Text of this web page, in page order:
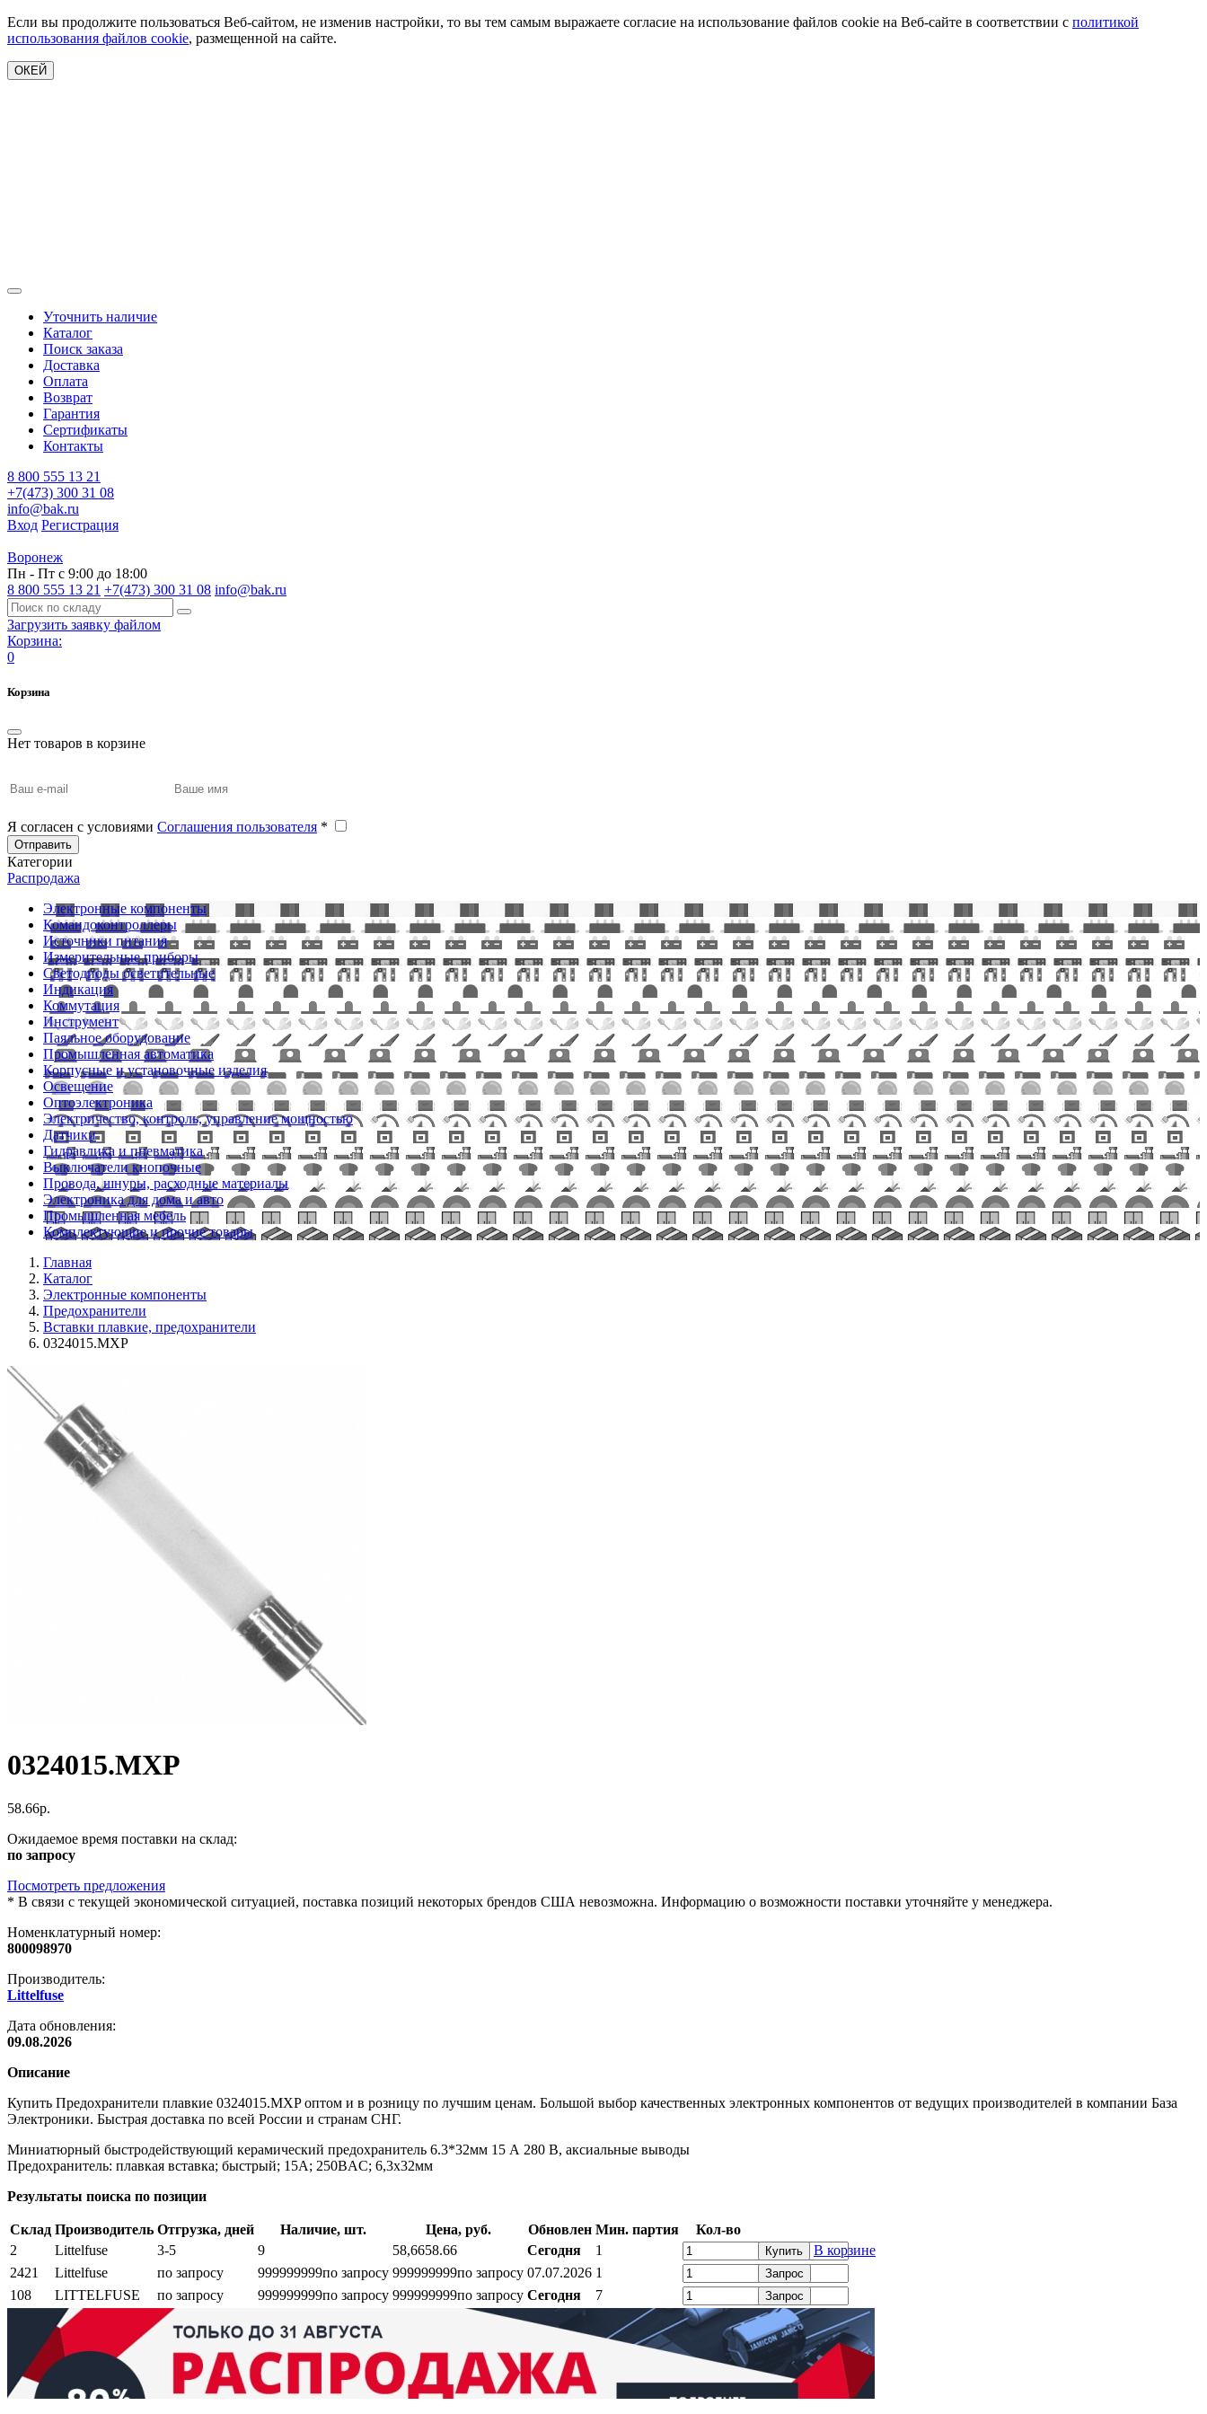
Если вы продолжите пользоваться Веб-сайтом, не изменив настройки, то вы тем самым выражаете согласие на использование файлов cookie на Веб-сайте в соответствии с политикой
использования файлов cookie, размещенной на сайте.
ОКЕЙ
Уточнить наличие
Каталог
Поиск заказа
Доставка
Оплата
Возврат
Гарантия
Сертификаты
Контакты
8 800 555 13 21
+7(473) 300 31 08
info@bak.ru
Вход Регистрация
Воронеж
Пн - Пт с 9:00 до 18:00
8 800 555 13 21 +7(473) 300 31 08 info@bak.ru
Загрузить заявку файлом
Корзина:
0
Корзина
Нет товаров в корзине
Я согласен с условиями Соглашения пользователя *
Отправить
Категории
Распродажа
Электронные компоненты
Командоконтроллеры
Источники питания
Измерительные приборы
Светодиоды осветительные
Индикация
Коммутация
Инструмент
Паяльное оборудование
Промышленная автоматика
Корпусные и установочные изделия
Освещение
Оптоэлектроника
Электричество, контроль, управление мощностью
Датчики
Гидравлика и пневматика
Выключатели кнопочные
Провода, шнуры, расходные материалы
Электроника для дома и авто
Промышленная мебель
Комплектующие и прочие товары
Главная
Каталог
Электронные компоненты
Предохранители
Вставки плавкие, предохранители
0324015.MXP
0324015.MXP
58.66р.
Ожидаемое время поставки на склад:
по запросу
Посмотреть предложения
* В связи с текущей экономической ситуацией, поставка позиций некоторых брендов США невозможна. Информацию о возможности поставки уточняйте у менеджера.
Номенклатурный номер:
800098970
Производитель:
Littelfuse
Дата обновления:
09.08.2026
Описание
Купить Предохранители плавкие 0324015.MXP оптом и в розницу по лучшим ценам. Большой выбор качественных электронных компонентов от ведущих производителей в компании База
Электроники. Быстрая доставка по всей России и странам СНГ.
Миниатюрный быстродействующий керамический предохранитель 6.3*32мм 15 А 280 В, аксиальные выводы
Предохранитель: плавкая вставка; быстрый; 15А; 250ВAC; 6,3x32мм
Результаты поиска по позиции
Склад Производитель Отгрузка, дней Наличие, шт. Цена, руб. Обновлен Мин. партия
Кол-во
2
Littelfuse 3-5 9 58,6658.66 Сегодня 1 Купить
В корзине
2421
Littelfuse по запросу 999999999по запросу 999999999по запросу 07.07.2026 1 Запрос
108 LITTELFUSE по запросу 999999999по запросу 999999999по запросу Сегодня 7 Запрос